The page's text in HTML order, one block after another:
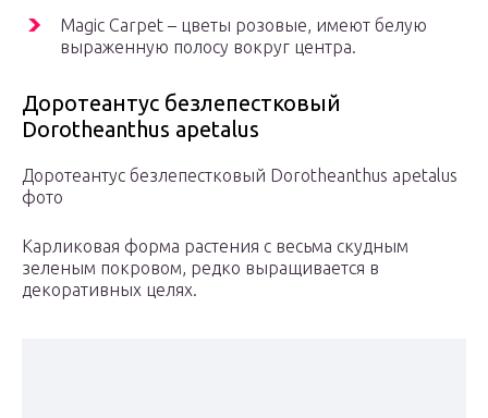
Magic Carpet – цветы розовые, имеют белую
выраженную полосу вокруг центра.
Доротеантус безлепестковый
Dorotheanthus apetalus
Доротеантус безлепестковый Dorotheanthus apetalus
фото
Карликовая форма растения с весьма скудным
зеленым покровом, редко выращивается в
декоративных целях.